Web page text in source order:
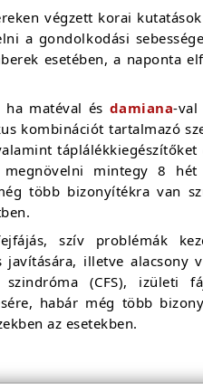
végzett korai
a gondolkodási
esetében, a naponta
matéval és damiana-val
kombinációt tartalmazó
mintegy 8 hét
több bizonyítékra van
szív problémák
illetve alacsony
(CFS), izületi
habár még több
az esetekben.